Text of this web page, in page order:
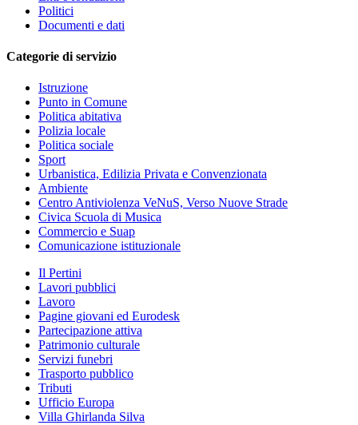
Politici
Documenti e dati
Categorie di servizio
Istruzione
Punto in Comune
Politica abitativa
Polizia locale
Politica sociale
Sport
Urbanistica, Edilizia Privata e Convenzionata
Ambiente
Centro Antiviolenza VeNuS, Verso Nuove Strade
Civica Scuola di Musica
Commercio e Suap
Comunicazione istituzionale
Il Pertini
Lavori pubblici
Lavoro
Pagine giovani ed Eurodesk
Partecipazione attiva
Patrimonio culturale
Servizi funebri
Trasporto pubblico
Tributi
Ufficio Europa
Villa Ghirlanda Silva